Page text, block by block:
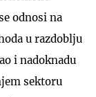
odnosi na
u razdoblju
i nadoknadu
sektoru